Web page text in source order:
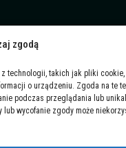
zgodą
technologii, takich jak pliki
o urządzeniu. Zgoda na te
podczas przeglądania lub
wycofanie zgody może